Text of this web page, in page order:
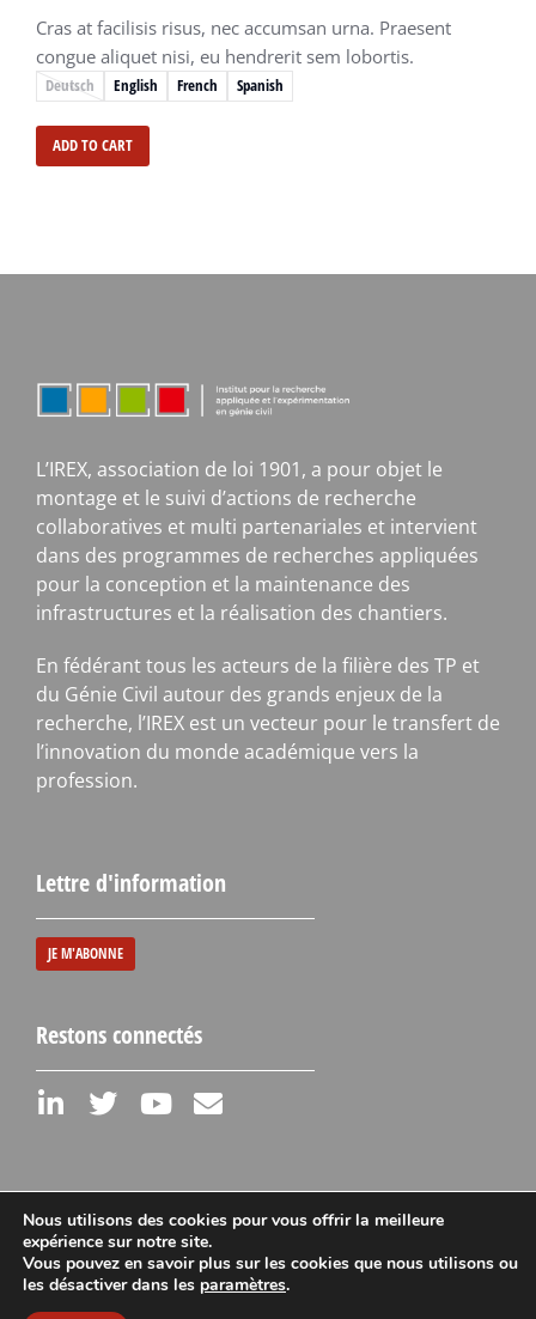
Deutsch English French Spanish
Cras at facilisis risus, nec accumsan urna. Praesent
congue aliquet nisi, eu hendrerit sem lobortis.
ADD TO CART
L’IREX, association de loi 1901, a pour objet le
montage et le suivi d’actions de recherche
collaboratives et multi partenariales et intervient
dans des programmes de recherches appliquées
pour la conception et la maintenance des
infrastructures et la réalisation des chantiers.
En fédérant tous les acteurs de la filière des TP et
du Génie Civil autour des grands enjeux de la
recherche, l’IREX est un vecteur pour le transfert de
l’innovation du monde académique vers la
profession.
Lettre d'information
JE M'ABONNE
Restons connectés
Mentions légales
Nous utilisons des cookies pour vous offrir la meilleure
expérience sur notre site.
Vous pouvez en savoir plus sur les cookies que nous utilisons ou
les désactiver dans les paramètres.